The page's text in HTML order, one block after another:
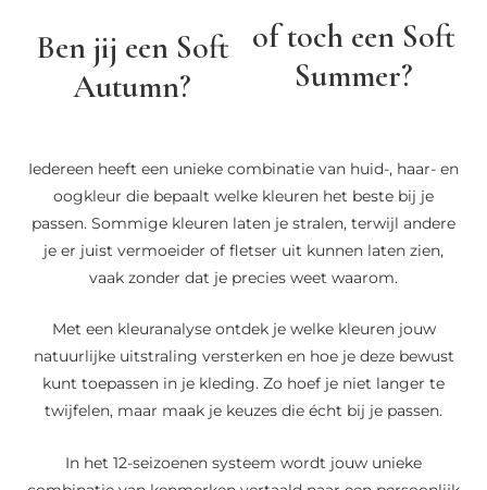
Ben jij een Soft
Autumn?
of toch een Soft
Summer?
Iedereen heeft een unieke combinatie van huid-, haar- en
oogkleur die bepaalt welke kleuren het beste bij je
passen. Sommige kleuren laten je stralen, terwijl andere
je er juist vermoeider of fletser uit kunnen laten zien,
vaak zonder dat je precies weet waarom.
Met een kleuranalyse ontdek je welke kleuren jouw
natuurlijke uitstraling versterken en hoe je deze bewust
kunt toepassen in je kleding. Zo hoef je niet langer te
twijfelen, maar maak je keuzes die écht bij je passen.
In het 12-seizoenen systeem wordt jouw unieke